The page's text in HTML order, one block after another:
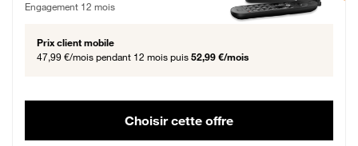
Engagement 12 mois
Prix client mobile
47,99 €/mois pendant 12 mois puis 52,99 €/mois
Choisir cette offre